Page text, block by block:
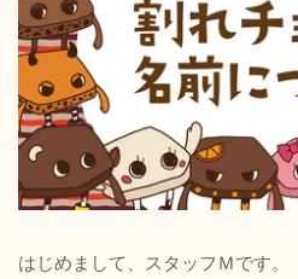
はじめまして、スタッフＭです。